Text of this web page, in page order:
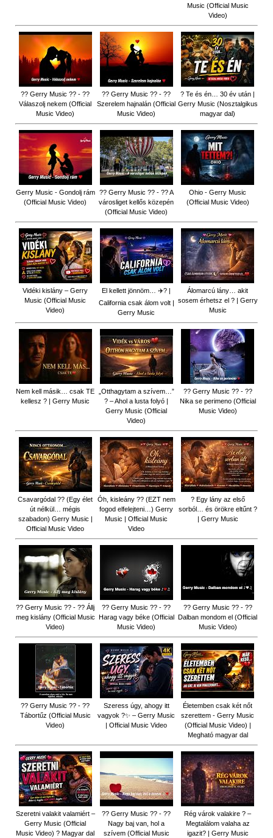
Music (Official Music
Video)
?? Gerry Music ?? - ??
Válaszolj nekem (Official
Music Video)
?? Gerry Music ?? - ??
Szerelem hajnalán (Official
Music Video)
? Te és én… 30 év után |
Gerry Music (Nosztalgikus
magyar dal)
Gerry Music - Gondolj rám
(Official Music Video)
?? Gerry Music ?? - ?? A
városliget kellős közepén
(Official Music Video)
Ohio - Gerry Music
(Official Music Video)
Vidéki kislány – Gerry
Music (Official Music
Video)
El kellett jönnöm… ✈️? |
California csak álom volt |
Gerry Music
Álomarcú lány… akit
sosem érhetsz el ? | Gerry
Music
Nem kell másik… csak TE
kellesz ? | Gerry Music
„Otthagytam a szívem…”
? – Ahol a lusta folyó |
Gerry Music (Official
Video)
?? Gerry Music ?? - ??
Nika se perimeno (Official
Music Video)
Csavargódal ?? (Egy élet
út nélkül… mégis
szabadon) Gerry Music |
Official Music Video
Óh, kisleány ?? (EZT nem
fogod elfelejteni…) Gerry
Music | Official Music
Video
? Egy lány az első
sorból… és örökre eltűnt ?
| Gerry Music
?? Gerry Music ?? - ?? Állj
meg kislány (Official Music
Video)
?? Gerry Music ?? - ??
Harag vagy béke (Official
Music Video)
?? Gerry Music ?? - ??
Dalban mondom el (Official
Music Video)
?? Gerry Music ?? - ??
Tábortűz (Official Music
Video)
Szeress úgy, ahogy itt
vagyok ?✨ – Gerry Music
| Official Music Video
Életemben csak két nőt
szerettem - Gerry Music
(Official Music Video) |
Megható magyar dal
Szeretni valakit valamiért –
Gerry Music (Official
Music Video) ? Magyar dal
?? Gerry Music ?? - ??
Nagy baj van, hol a
szívem (Official Music
Rég várok valakire ? –
Megtalálom valaha az
igazit? | Gerry Music